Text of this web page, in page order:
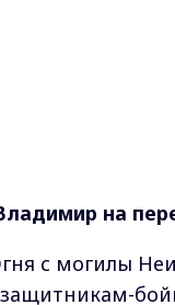
на
с могилы